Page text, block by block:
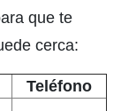
que te
cerca:
Teléfono